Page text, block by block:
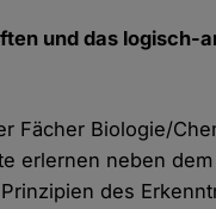
und das logisch-
Fächer Biologie/
erlernen neben dem
des